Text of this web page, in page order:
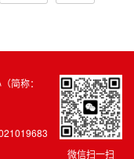
微信扫一扫
简称：